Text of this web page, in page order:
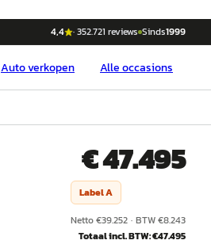
4,4 ·352.721 reviews Sinds1999
Autoverkopen Alle occasions
€ 47.495
LabelA
Netto €39.252 · BTW €8.243
Totaal incl. BTW: €47.495